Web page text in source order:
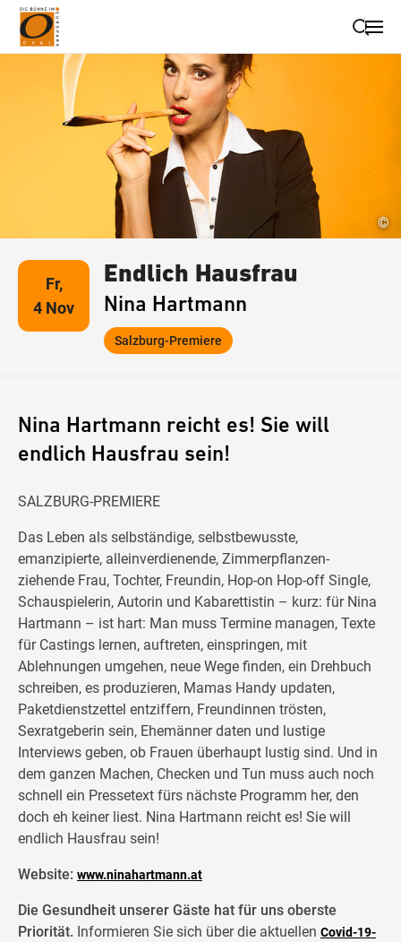
Wegbeschreibung erhalten
©
Fr,
4 Nov
Endlich Hausfrau
Nina Hartmann
Salzburg-Premiere
Nina Hartmann reicht es! Sie will
endlich Hausfrau sein!
SALZBURG-PREMIERE
Das Leben als selbständige, selbstbewusste,
emanzipierte, alleinverdienende, Zimmerpflanzen-
ziehende Frau, Tochter, Freundin, Hop-on Hop-off Single,
Schauspielerin, Autorin und Kabarettistin – kurz: für Nina
Hartmann – ist hart: Man muss Termine managen, Texte
für Castings lernen, auftreten, einspringen, mit
Ablehnungen umgehen, neue Wege finden, ein Drehbuch
schreiben, es produzieren, Mamas Handy updaten,
Paketdienstzettel entziffern, Freundinnen trösten,
Sexratgeberin sein, Ehemänner daten und lustige
Interviews geben, ob Frauen überhaupt lustig sind. Und in
dem ganzen Machen, Checken und Tun muss auch noch
schnell ein Pressetext fürs nächste Programm her, den
doch eh keiner liest. Nina Hartmann reicht es! Sie will
endlich Hausfrau sein!
Website: www.ninahartmann.at
Die Gesundheit unserer Gäste hat für uns oberste
Priorität. Informieren Sie sich über die aktuellen Covid-19-